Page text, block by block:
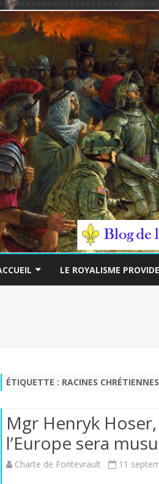
LE ROYALISME
ÉTIQUETTE : RACINES
Mgr Henryk
l’Europe sera
Charte de Fontevrault 11